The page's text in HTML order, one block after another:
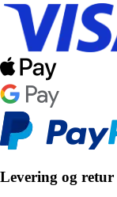
Levering og retur